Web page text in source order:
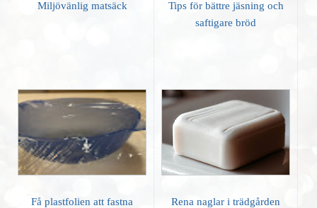
Miljövänlig matsäck
Tips för bättre jäsning och
saftigare bröd
Få plastfolien att fastna Rena naglar i trädgården